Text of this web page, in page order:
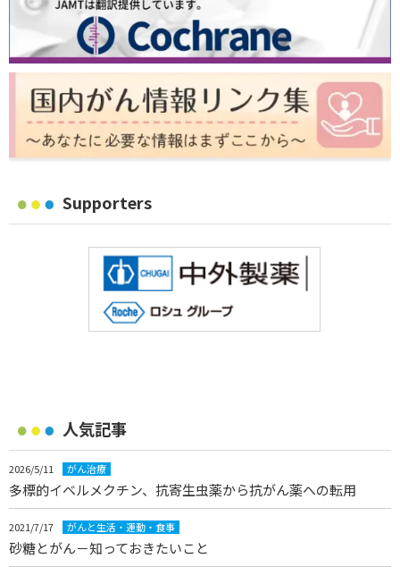
Supporters
人気記事
2026/5/11 がん治療
多標的イベルメクチン、抗寄生虫薬から抗がん薬への転用
2021/7/17 がんと生活・運動・食事
砂糖とがん－知っておきたいこと